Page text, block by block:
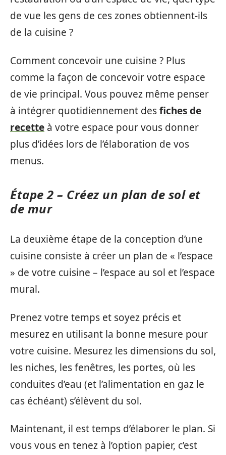
de vue les gens de ces zones obtiennent-ils
de la cuisine ?
Comment concevoir une cuisine ? Plus
comme la façon de concevoir votre espace
de vie principal. Vous pouvez même penser
à intégrer quotidiennement desfiches de
recette à votre espace pour vous donner
plus d’idées lors de l’élaboration de vos
menus.
Étape 2 – Créez un plan de sol et
de mur
La deuxième étape de la conception d’une
cuisine consiste à créer un plan de « l’espace
» de votre cuisine – l’espace au sol et l’espace
mural.
Prenez votre temps et soyez précis et
mesurez en utilisant la bonne mesure pour
votre cuisine. Mesurez les dimensions du sol,
les niches, les fenêtres, les portes, où les
conduites d’eau (et l’alimentation en gaz le
cas échéant) s’élèvent du sol.
Maintenant, il est temps d’élaborer le plan. Si
vous vous en tenez à l’option papier, c’est